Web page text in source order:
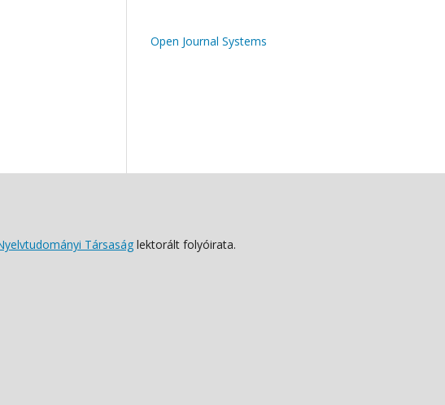
Open Journal Systems
Társaság lektorált folyóirata.